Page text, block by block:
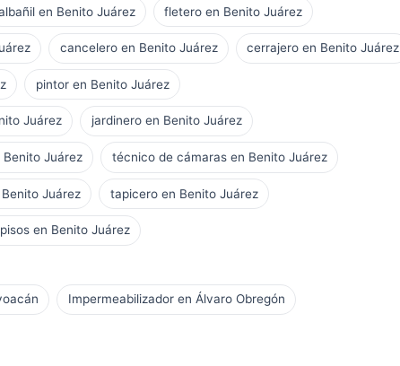
en Benito Juárez fletero en Benito Juárez
cancelero en Benito Juárez cerrajero en Benito Juárez
pintor en Benito Juárez
Juárez jardinero en Benito Juárez
Juárez técnico de cámaras en Benito Juárez
Juárez tapicero en Benito Juárez
en Benito Juárez
Impermeabilizador en Álvaro Obregón